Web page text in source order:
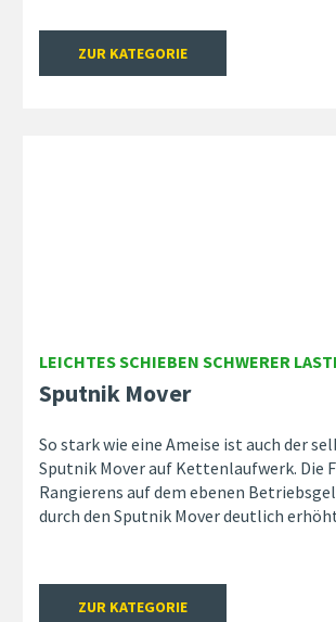
ZUR KATEGORIE
LEICHTES SCHIEBEN SCHWERER
Sputnik Mover
So stark wie eine Ameise ist auch der
Sputnik Mover auf Kettenlaufwerk. Die
Rangierens auf dem ebenen
durch den Sputnik Mover deutlich
ZUR KATEGORIE